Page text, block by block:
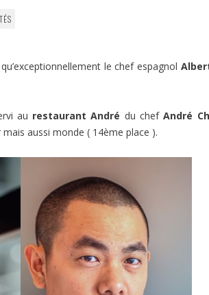
le chef espagnol
au restaurant André du chefAndré
mais aussi monde ( 14ème place ).